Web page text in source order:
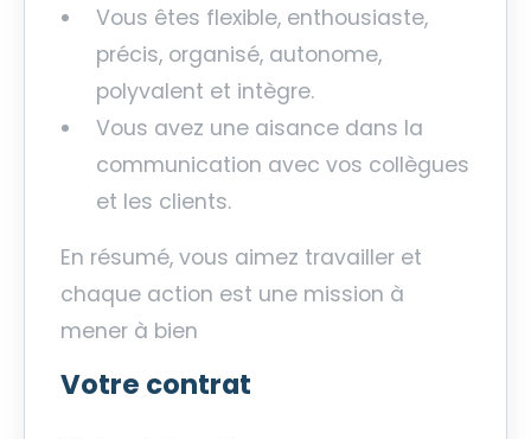
Vous êtes flexible, enthousiaste,
précis, organisé, autonome,
polyvalent et intègre.
Vous avez une aisance dans la
communication avec vos collègues
et les clients.
En résumé, vous aimez travailler et
chaque action est une mission à
mener à bien
Votre contrat